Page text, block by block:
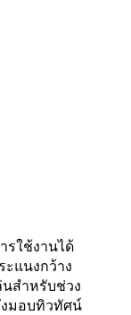
รใช้งานได้
แนงกว้าง
สําหรับช่วง
งมอบทิวทัศน์